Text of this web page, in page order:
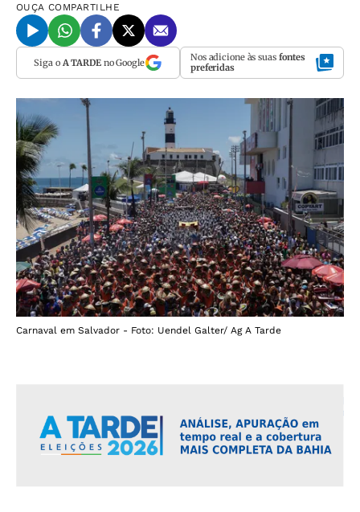
OUÇA COMPARTILHE
Siga o A TARDEno Google Nos adicione às suas fontes
preferidas
Carnaval em Salvador - Foto: Uendel Galter/ Ag A Tarde